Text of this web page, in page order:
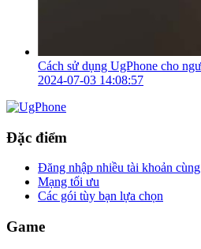
Cách sử dụng UgPhone cho
2024-07-03 14:08:57
Đặc điểm
Đăng nhập nhiều tài khoản
Mạng tối ưu
Các gói tùy bạn lựa chọn
Game